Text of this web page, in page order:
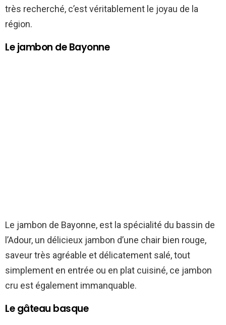
très recherché, c’est véritablement le joyau de la
région.
Le jambon de Bayonne
Le jambon de Bayonne, est la spécialité du bassin de
l’Adour, un délicieux jambon d’une chair bien rouge,
saveur très agréable et délicatement salé, tout
simplement en entrée ou en plat cuisiné, ce jambon
cru est également immanquable.
Le gâteau basque